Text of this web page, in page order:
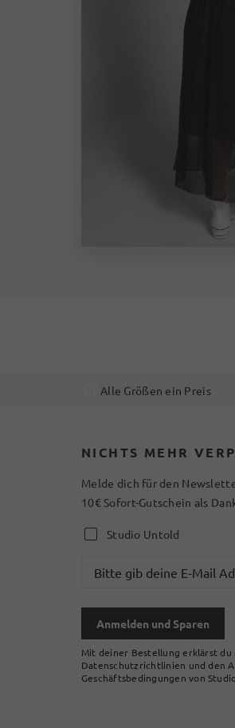
Alle Größen ein Preis
NICHTS MEHR
Melde dich für den
10€ Sofort-Gutschein als
Studio Untold
Anmelden und Sparen
Mit deiner Bestellung erklärst du
Datenschutzrichtlinien und den
Geschäftsbedingungen von